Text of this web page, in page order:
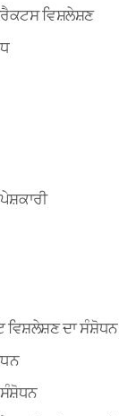
ਵਿਸ਼ਲੇਸ਼ਣ
ਦਾ ਸੰਸ਼ੋਧਨ